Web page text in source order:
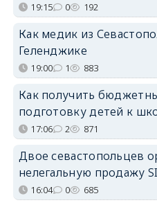
19:15 0 192
Как медик из
Геленджике
19:00 1 883
Как получить
подготовку детей к
17:06 2 871
Двое севастопольцев
нелегальную продажу
16:04 0 685